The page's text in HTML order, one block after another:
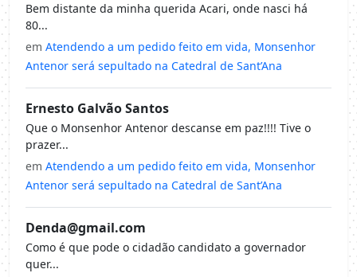
Bem distante da minha querida Acari, onde nasci há
80...
em Atendendo a um pedido feito em vida, Monsenhor
Antenor será sepultado na Catedral de Sant’Ana
Ernesto Galvão Santos
Que o Monsenhor Antenor descanse em paz!!!! Tive o
prazer...
em Atendendo a um pedido feito em vida, Monsenhor
Antenor será sepultado na Catedral de Sant’Ana
Denda@gmail.com
Como é que pode o cidadão candidato a governador
quer...